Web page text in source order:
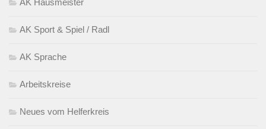
AK Hausmeister
AK Sport & Spiel / Radl
AK Sprache
Arbeitskreise
Neues vom Helferkreis